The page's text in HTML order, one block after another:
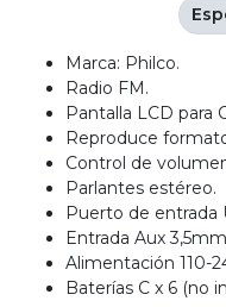
Marca: Philco.
Radio FM.
Pantalla LCD para
Reproduce
Control de
Parlantes estéreo.
Puerto de entrada
Entrada Aux
Alimentación 110-
Baterías C x 6 (no